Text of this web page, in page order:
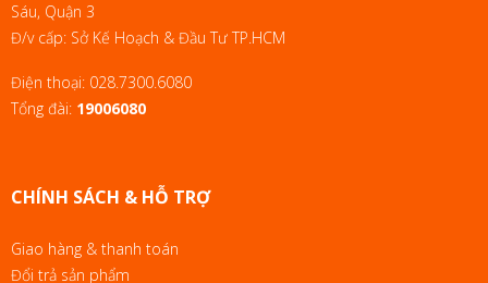
Sáu, Quận 3
Đ/v cấp: Sở Kế Hoạch & Đầu Tư TP.HCM
Điện thoại: 028.7300.6080
Tổng đài: 19006080
CHÍNH SÁCH & HỖ TRỢ
Giao hàng & thanh toán
Đổi trả sản phẩm